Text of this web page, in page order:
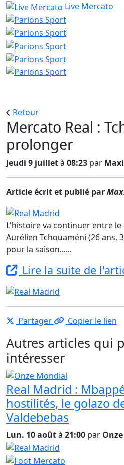
Live Mercato
Retour
Mercato Real :
prolonger
Jeudi 9 juilletà 08:23 par
Article écrit et publié par
L'histoire va continuer entre
Aurélien Tchouaméni (26 ans,
pour la saison......
Lire la suite de
Partager Copier le lien
Autres articles qui
intéresser
Real Madrid :
hostilités, le golazo
Valdebebas
Lun. 10 aoûtà 21:00 par